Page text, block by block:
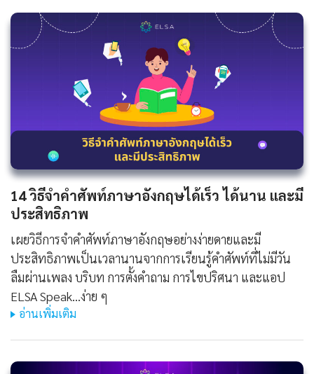
14 วิธีจําคําศัพท์ภาษาอังกฤษได้เร็ว ได้นาน และมี
ประสิทธิภาพ
เผยวิธีการจำคำศัพท์ภาษาอังกฤษอย่างง่ายดายและมี
ประสิทธิภาพเป็นเวลานานจากการเรียนรู้คำศัพท์ที่ไม่มีวัน
ลืมผ่านเพลง บริบท การตั้งคำถาม การไขปริศนา และแอป
ELSA Speak...ง่าย ๆ
อ่านเพิ่มเติม